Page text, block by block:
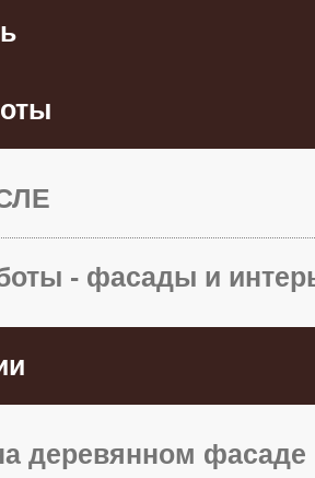
- фасады и
деревянном фасаде